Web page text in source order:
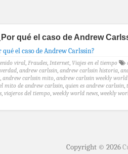
qué el caso de Andrew
viral, Fraudes, Internet, Viajes en el tiempo
, andrew carlssin, andrew carlssin historia,
, andrew carlssin mito, andrew carlssin weekly world
mito de andrew carlssin, quien es andrew carlssin,
, viajeros del tiempo, weekly world news, weekly
Copyright © 2026